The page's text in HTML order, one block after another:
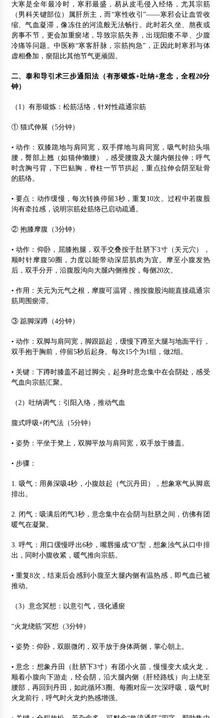
大寒是全年最冷时，寒邪最盛，易从皮毛侵入经络，尤其宗筋
（男科关键部位）属肝所主，而“寒性收引”——寒邪会让血管收
缩、气血凝滞，像冻住的河流般无法畅行。此时若久坐、熬夜或
房事不节，更会加重瘀堵，导致宗筋失养，出现阳痿不举、少腹
冷痛等问题。中医称“寒客肝脉，宗筋拘急”，正因此时寒邪与体
虚相叠加，瘀阻比其他节气更顽固。
二、泰和导引术三步通阳法（有形锻炼+吐纳+意念，全程20分
钟）
（1）有形锻炼：松筋活络，针对性疏通宗筋
① 猫式伸展（5分钟）
• 动作：双膝跪地与肩同宽，双手撑地与肩同宽，吸气时抬头塌
腰，臀部上翘（如猫伸懒腰），感受腰腹及大腿内侧拉伸；呼气
时含胸弓背，下巴贴胸，脊柱一节节拱起，重点拉伸会阴至耻骨
的筋络。
• 要点：动作缓慢，每次转换停留3秒，重复10次。过程中若腹股
沟有牵拉感，说明宗筋处筋络已启动疏通。
② 抱膝摩腹（3分钟）
• 动作：仰卧，屈膝抱腿，双手交叠按于肚脐下3寸（关元穴），
顺时针摩腹50圈，力度以能带动深层肌肉为宜。摩至小腹发热
后，双手分开，沿腹股沟向大腿内侧推按，每侧20次。
• 作用：关元为元气之根，摩腹可温肾，推按腹股沟能直接疏通宗
筋周围瘀滞。
③ 踮脚深蹲（4分钟）
• 动作：双脚与肩同宽，脚跟踮起，缓慢下蹲至大腿与地面平行，
双手抱于胸前，停留5秒后起身。每次15个为1组，做2组。
• 关键：下蹲时膝盖不超过脚尖，起身时意念集中在会阴处，感受
气血向宗筋汇聚。
（2）吐纳调气：引阳入络，推动气血
腹式呼吸+闭气法（5分钟）
• 姿势：平坐于凳上，双脚平放与肩同宽，双手放于膝盖。
• 步骤：
1. 吸气：用鼻深吸4秒，小腹鼓起（气沉丹田），想象寒气从脚底
排出。
2. 闭气：吸满后闭气3秒，意念集中在会阴与肚脐之间，仿佛有团
暖气在凝聚。
3. 呼气：用口缓慢呼出6秒，嘴唇撮成“O”型，想象浊气从口中排
出，同时小腹收紧，暖气推向宗筋。
• 重复8次，结束后会感到小腹至大腿内侧有温热感，即气血已被
推动。
（3）意念冥想：以意引气，强化通瘀
“火龙绕筋”冥想（3分钟）
• 姿势：仰卧，双眼微闭，双手放于身体两侧，掌心朝上。
• 意念：想象丹田（肚脐下3寸）有团小火苗，慢慢变大成火龙，
顺着小腹向下游走，经会阴，沿大腿内侧（肝经路线）向上绕至
腰部，再回到丹田，如此循环3圈。每圈对应一次深呼吸，吸气时
火龙前行，呼气时火龙灼热感增强。